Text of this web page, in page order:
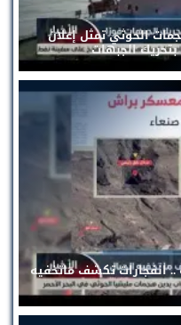
الحوثي تمثل إعلان
الجبهات
.. انفجارات تكشف ماتخفيه